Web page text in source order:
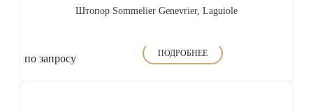
Штопор Sommelier Genevrier, Laguiole
по запросу ПОДРОБНЕЕ